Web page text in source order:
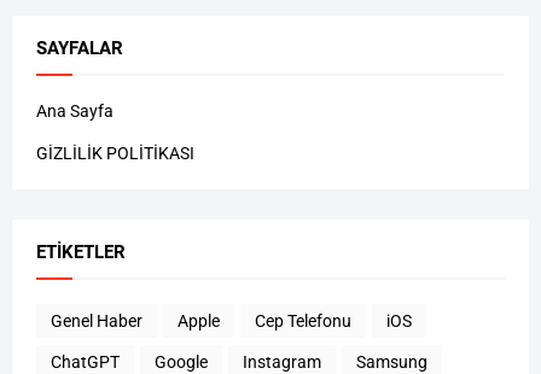
SAYFALAR
Ana Sayfa
GİZLİLİK POLİTİKASI
ETIKETLER
Genel Haber Apple Cep Telefonu iOS
ChatGPT Google Instagram Samsung